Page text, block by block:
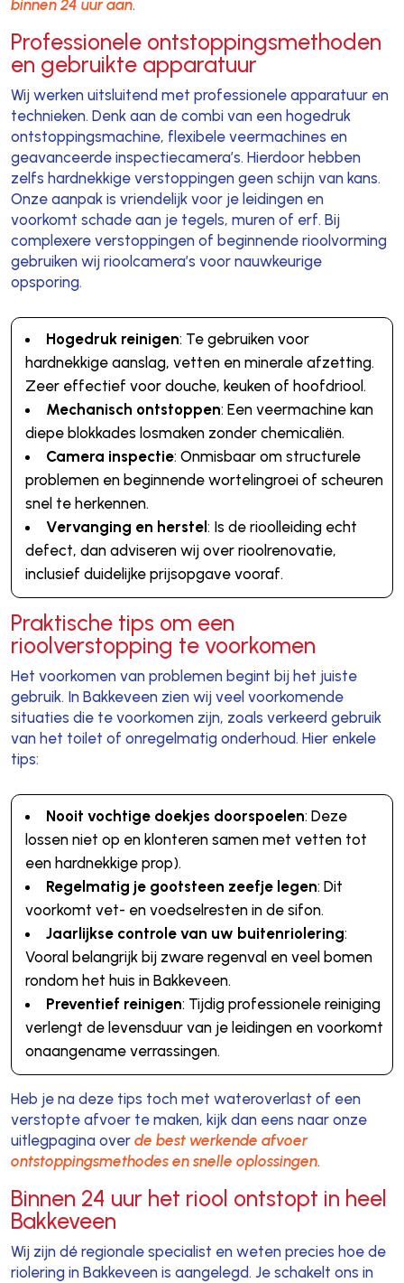
binnen 24 uur aan.
Professionele ontstoppingsmethoden
en gebruikte apparatuur
Wij werken uitsluitend met professionele apparatuur en
technieken. Denk aan de combi van een hogedruk
ontstoppingsmachine, flexibele veermachines en
geavanceerde inspectiecamera’s. Hierdoor hebben
zelfs hardnekkige verstoppingen geen schijn van kans.
Onze aanpak is vriendelijk voor je leidingen en
voorkomt schade aan je tegels, muren of erf. Bij
complexere verstoppingen of beginnende rioolvorming
gebruiken wij rioolcamera’s voor nauwkeurige
opsporing.
Hogedruk reinigen: Te gebruiken voor
hardnekkige aanslag, vetten en minerale afzetting.
Zeer effectief voor douche, keuken of hoofdriool.
Mechanisch ontstoppen: Een veermachine kan
diepe blokkades losmaken zonder chemicaliën.
Camera inspectie: Onmisbaar om structurele
problemen en beginnende wortelingroei of scheuren
snel te herkennen.
Vervanging en herstel : Is de rioolleiding echt
defect, dan adviseren wij over rioolrenovatie,
inclusief duidelijke prijsopgave vooraf.
Praktische tips om een
rioolverstopping te voorkomen
Het voorkomen van problemen begint bij het juiste
gebruik. In Bakkeveen zien wij veel voorkomende
situaties die te voorkomen zijn, zoals verkeerd gebruik
van het toilet of onregelmatig onderhoud. Hier enkele
tips:
Nooit vochtige doekjes doorspoelen: Deze
lossen niet op en klonteren samen met vetten tot
een hardnekkige prop).
Regelmatig je gootsteen zeefje legen: Dit
voorkomt vet- en voedselresten in de sifon.
Jaarlijkse controle van uw buitenriolering:
Vooral belangrijk bij zware regenval en veel bomen
rondom het huis in Bakkeveen.
Preventief reinigen: Tijdig professionele reiniging
verlengt de levensduur van je leidingen en voorkomt
onaangename verrassingen.
Heb je na deze tips toch met wateroverlast of een
verstopte afvoer te maken, kijk dan eens naar onze
uitlegpagina over de best werkende afvoer
ontstoppingsmethodes en snelle oplossingen.
Binnen 24 uur het riool ontstopt in heel
Bakkeveen
Wij zijn dé regionale specialist en weten precies hoe de
riolering in Bakkeveen is aangelegd. Je schakelt ons in